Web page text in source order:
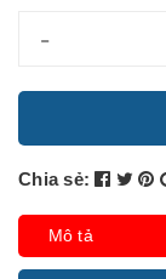
-
Chia sẻ:
Mô tả